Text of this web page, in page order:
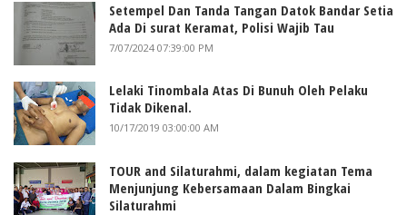
Setempel Dan Tanda Tangan Datok Bandar Setia
Ada Di surat Keramat, Polisi Wajib Tau
7/07/2024 07:39:00 PM
Lelaki Tinombala Atas Di Bunuh Oleh Pelaku
Tidak Dikenal.
10/17/2019 03:00:00 AM
TOUR and Silaturahmi, dalam kegiatan Tema
Menjunjung Kebersamaan Dalam Bingkai
Silaturahmi